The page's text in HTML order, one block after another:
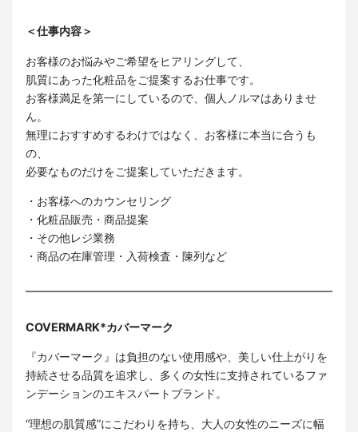
＜仕事内容＞
お客様のお悩みやご希望をヒアリングして、
肌質にあった化粧品をご提案するお仕事です。
お客様満足を第一にしているので、個人ノルマはありませ
ん。
無理におすすめするわけではなく、お客様に本当に合うも
の、
必要なものだけをご提案していただきます。
・お客様へのカウンセリング
・化粧品販売・商品提案
・その他レジ業務
・商品の在庫管理・入荷検査・陳列など
COVERMARK*カバーマーク
『カバーマーク』は負担のない使用感や、美しい仕上がりを
持続させる品質を追求し、多くの女性に支持されているファ
ンデーションのエキスパートブランド。
“理想の肌質感”にこだわりを持ち、大人の女性のニーズに幅